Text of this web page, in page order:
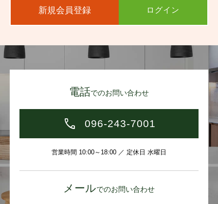
新規会員登録 ログイン
電話でのお問い合わせ
096-243-7001
営業時間 10:00～18:00 ／ 定休日 水曜日
メールでのお問い合わせ